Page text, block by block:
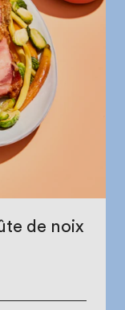
de noix